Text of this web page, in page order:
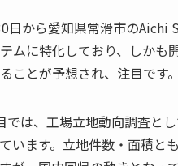
日から愛知県常滑市のAichi
ムに特化しており、しかも
ことが予想され、注目です。
では、工場立地動向調査と
います。立地件数・面積と